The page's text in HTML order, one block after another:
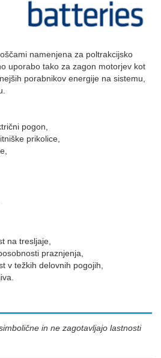
namenjena za poltrakcijsko
uporabo tako za zagon motorjev kot
porabnikov energije na sistemu,
pogon,
prikolice,
na tresljaje,
praznjenja,
v težkih delovnih pogojih,
in ne zagotavljajo lastnosti